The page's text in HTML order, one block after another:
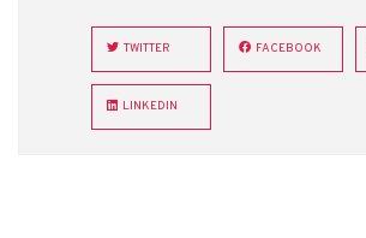
TWITTER FACEBOOK
LINKEDIN